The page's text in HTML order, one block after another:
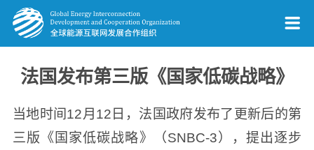
法国发布第三版《国家低碳战略》
当地时间12月12日，法国政府发布了更新后的第
三版《国家低碳战略》（SNBC-3），提出逐步